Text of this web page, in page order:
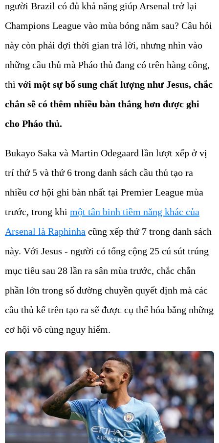
người Brazil có đủ khả năng giúp Arsenal trở lại
Champions League vào mùa bóng năm sau? Câu hỏi
này còn phải đợi thời gian trả lời, nhưng nhìn vào
những cầu thủ mà Pháo thủ đang có trên hàng công,
thì với một sự bổ sung chất lượng như Jesus, chắc
chắn sẽ có thêm nhiều bàn thắng hơn được ghi
cho Pháo thủ.
Bukayo Saka và Martin Odegaard lần lượt xếp ở vị
trí thứ 5 và thứ 6 trong danh sách cầu thủ tạo ra
nhiều cơ hội ghi bàn nhất tại Premier League mùa
trước, trong khi một tân binh tiềm năng khác của
Arsenal là Raphinha cũng xếp thứ 7 trong danh sách
này. Với Jesus - người có tổng cộng 25 cú sút trúng
mục tiêu sau 28 lần ra sân mùa trước, chắc chắn
phần lớn trong số đường chuyền quyết định mà các
cầu thủ kể trên tạo ra sẽ được cụ thể hóa bằng những
cơ hội vô cùng nguy hiểm.